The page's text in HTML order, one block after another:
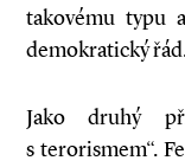
takovému typu
demokratický
Jako druhý
s terorismem“.